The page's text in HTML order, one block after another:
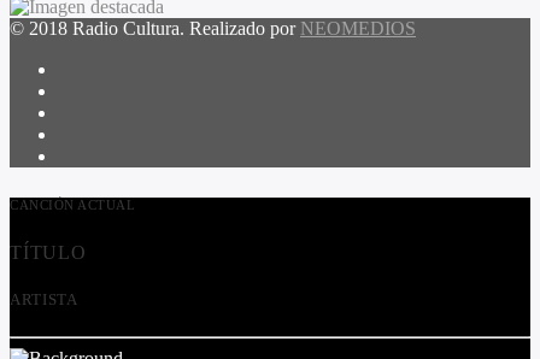
© 2018 Radio Cultura. Realizado por NEOMEDIOS
CANCIÓN ACTUAL
TÍTULO
ARTISTA